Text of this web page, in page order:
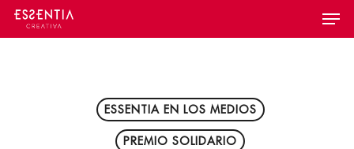
Skip
main
Menu
ESSENTIA EN LOS MEDIOS
PREMIO SOLIDARIO